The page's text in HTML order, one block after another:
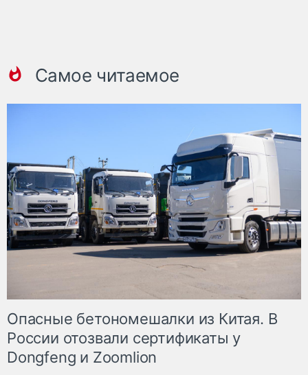
Самое читаемое
Опасные бетономешалки из Китая. В
России отозвали сертификаты у
Dongfeng и Zoomlion